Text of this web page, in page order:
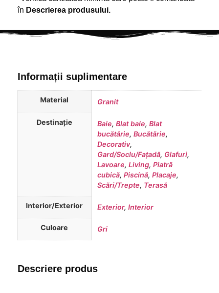
în Descrierea produsului.
Informații suplimentare
Material Granit
Destinație Baie, Blat baie, Blat
bucătărie, Bucătărie,
Decorativ,
Gard/Soclu/Fațadă, Glafuri,
Lavoare, Living, Piatră
cubică, Piscină, Placaje,
Scări/Trepte, Terasă
Interior/Exterior Exterior, Interior
Culoare Gri
Descriere produs